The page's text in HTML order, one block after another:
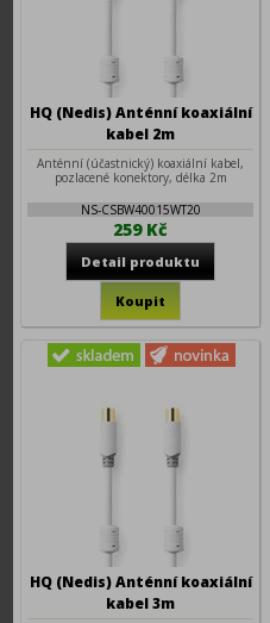
HQ (Nedis) Anténní koaxiální
kabel 2m
Anténní (účastnický) koaxiální kabel,
pozlacené konektory, délka 2m
NS-CSBW40015WT20
259 Kč
HQ (Nedis) Anténní koaxiální
kabel 3m